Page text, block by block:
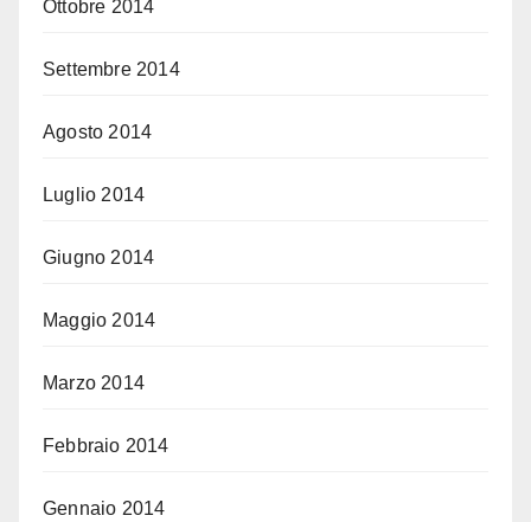
Ottobre 2014
Settembre 2014
Agosto 2014
Luglio 2014
Giugno 2014
Maggio 2014
Marzo 2014
Febbraio 2014
Gennaio 2014